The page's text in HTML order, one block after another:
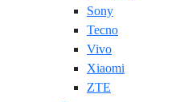
Sony
Tecno
Vivo
Xiaomi
ZTE